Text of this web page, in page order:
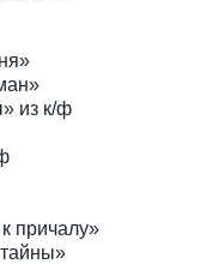
из к/ф
причалу»